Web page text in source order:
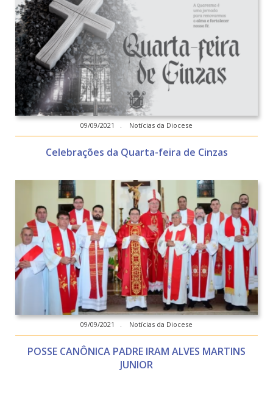
09/09/2021 . Notícias da Diocese
Celebrações da Quarta-feira de Cinzas
09/09/2021 . Notícias da Diocese
POSSE CANÔNICA PADRE IRAM ALVES MARTINS
JUNIOR